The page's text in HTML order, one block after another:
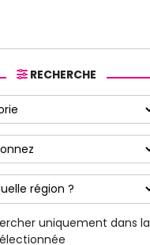
RECHERCHE
uniquement dans la